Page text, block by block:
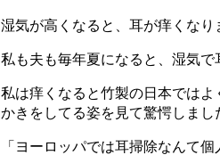
湿気が高くなると、耳が痒くなり
私も夫も毎年夏になると、湿気
私は痒くなると竹製の日本では
かきをしてる姿を見て驚愕しまし
「ヨーロッパでは耳掃除なんて